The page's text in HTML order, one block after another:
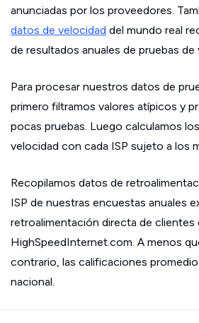
anunciadas por los proveedores.
datos de velocidad del mundo real
de resultados anuales de pruebas de
Para procesar nuestros datos de
primero filtramos valores atípicos y
pocas pruebas. Luego calculamos
velocidad con cada ISP sujeto a los
Recopilamos datos de
ISP de nuestras encuestas anuales
retroalimentación directa de clientes
HighSpeedInternet.com. A menos
contrario, las calificaciones
nacional.